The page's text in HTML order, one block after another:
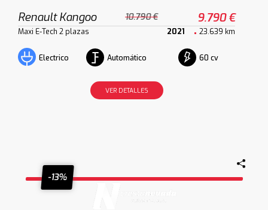
Renault Kangoo 10.790 € 9.790 €
Maxi E-Tech 2 plazas 2021 23.639 km
Electrico Automático 60 cv
VER DETALLES
-13%